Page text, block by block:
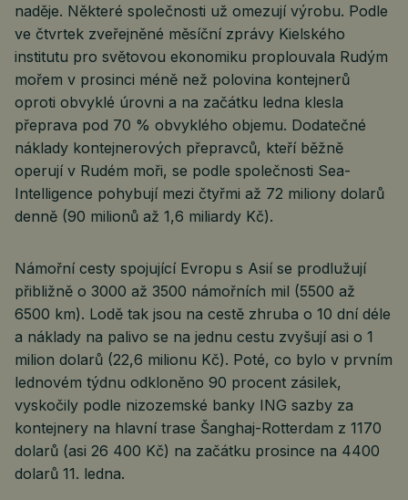
naděje. Některé společnosti už omezují výrobu. Podle
ve čtvrtek zveřejněné měsíční zprávy Kielského
institutu pro světovou ekonomiku proplouvala Rudým
mořem v prosinci méně než polovina kontejnerů
oproti obvyklé úrovni a na začátku ledna klesla
přeprava pod 70 % obvyklého objemu. Dodatečné
náklady kontejnerových přepravců, kteří běžně
operují v Rudém moři, se podle společnosti Sea-
Intelligence pohybují mezi čtyřmi až 72 miliony dolarů
denně (90 milionů až 1,6 miliardy Kč).
Námořní cesty spojující Evropu s Asií se prodlužují
přibližně o 3000 až 3500 námořních mil (5500 až
6500 km). Lodě tak jsou na cestě zhruba o 10 dní déle
a náklady na palivo se na jednu cestu zvyšují asi o 1
milion dolarů (22,6 milionu Kč). Poté, co bylo v prvním
lednovém týdnu odkloněno 90 procent zásilek,
vyskočily podle nizozemské banky ING sazby za
kontejnery na hlavní trase Šanghaj-Rotterdam z 1170
dolarů (asi 26 400 Kč) na začátku prosince na 4400
dolarů 11. ledna.